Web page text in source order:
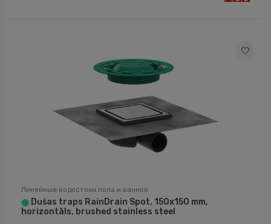
Линейные водостоки пола и ванной
⬤ Dušas traps RainDrain Spot, 150x150 mm,
horizontāls, brushed stainless steel